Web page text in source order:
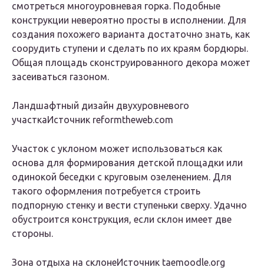
смотреться многоуровневая горка. Подобные
конструкции невероятно просты в исполнении. Для
создания похожего варианта достаточно знать, как
соорудить ступени и сделать по их краям бордюры.
Общая площадь сконструированного декора может
засеиваться газоном.
Ландшафтный дизайн двухуровневого
участкаИсточник reformtheweb.com
Участок с уклоном может использоваться как
основа для формирования детской площадки или
одинокой беседки с круговым озеленением. Для
такого оформления потребуется строить
подпорную стенку и вести ступеньки сверху. Удачно
обустроится конструкция, если склон имеет две
стороны.
Зона отдыха на склонеИсточник taemoodle.org